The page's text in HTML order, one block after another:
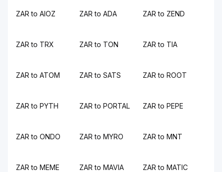
ZAR to AIOZ ZAR to ADA ZAR to ZEND
ZAR to TRX ZAR to TON ZAR to TIA
ZAR to ATOM ZAR to SATS ZAR to ROOT
ZAR to PYTH ZAR to PORTAL ZAR to PEPE
ZAR to ONDO ZAR to MYRO ZAR to MNT
ZAR to MEME ZAR to MAVIA ZAR to MATIC